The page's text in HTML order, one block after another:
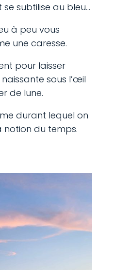
subtilise au bleu…
à peu vous
une caresse.
pour laisser
sous l’œil
de lune.
durant lequel on
du temps.